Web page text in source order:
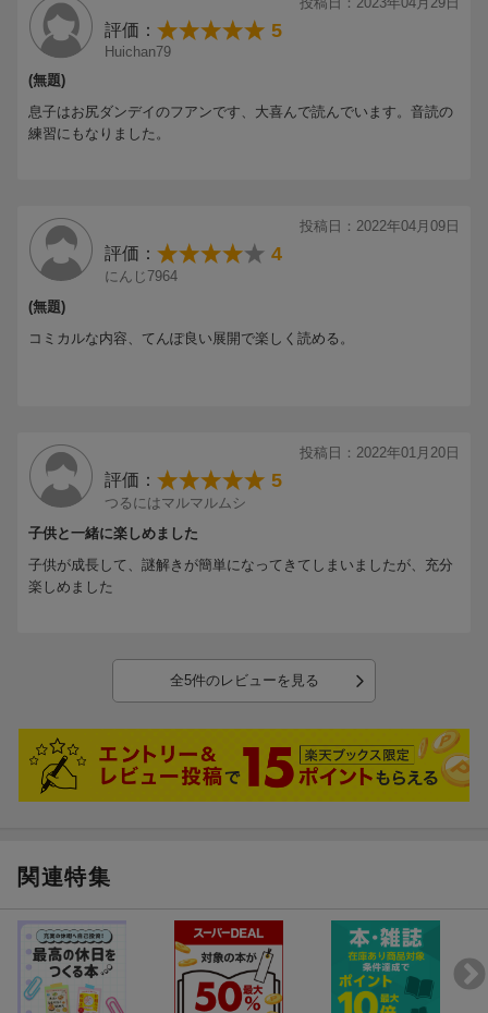
評価： 5
Huichan79
(無題)
息子はお尻ダンデイのフアンです、大喜んで読んでいます。音読の
練習にもなりました。
投稿日：2022年04月09日
評価： 4
にんじ7964
(無題)
コミカルな内容、てんぽ良い展開で楽しく読める。
投稿日：2022年01月20日
評価： 5
つるにはマルマルムシ
子供と一緒に楽しめました
子供が成長して、謎解きが簡単になってきてしまいましたが、充分
楽しめました
全5件のレビューを見る
関連特集